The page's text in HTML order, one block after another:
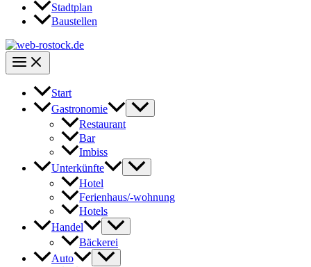
Stadtplan
Baustellen
Start
Gastronomie
Restaurant
Bar
Imbiss
Unterkünfte
Hotel
Ferienhaus/-wohnung
Hotels
Handel
Bäckerei
Auto